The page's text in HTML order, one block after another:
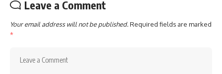
Leave a Comment
Your email address will not be published.Required fields are marked
*